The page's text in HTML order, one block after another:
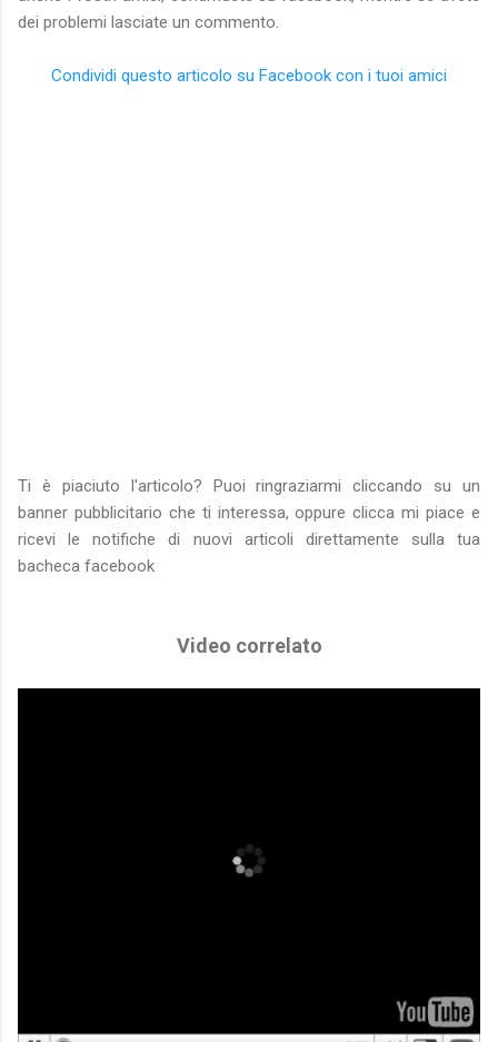
dei problemi lasciate un commento.
Condividi questo articolo su Facebook con i tuoi amici
Ti è piaciuto l'articolo? Puoi ringraziarmi cliccando su un
banner pubblicitario che ti interessa, oppure clicca mi piace e
ricevi le notifiche di nuovi articoli direttamente sulla tua
bacheca facebook
Video correlato